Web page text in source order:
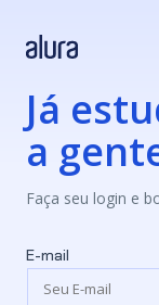
Já
a
Faça seu login e
E-mail